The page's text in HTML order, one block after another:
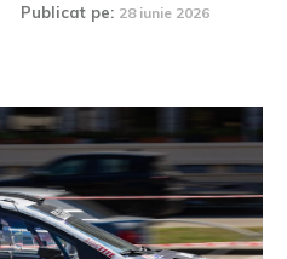
Publicat pe: 28 iunie 2026